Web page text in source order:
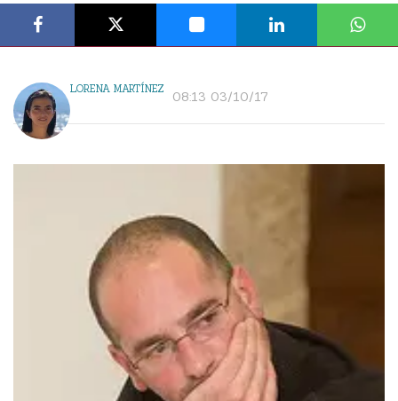
LORENA MARTÍNEZ 08:13 03/10/17